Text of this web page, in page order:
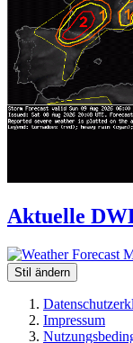
Aktuelle
Stil ändern
Impressum